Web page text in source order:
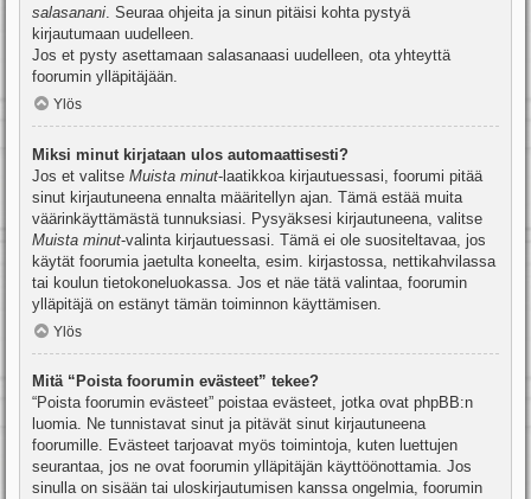
salasanani . Seuraa ohjeita ja sinun pitäisi kohta pystyä
kirjautumaan uudelleen.
Jos et pysty asettamaan salasanaasi uudelleen, ota yhteyttä
foorumin ylläpitäjään.
Ylös
Miksi minut kirjataan ulos automaattisesti?
Jos et valitse Muista minut-laatikkoa kirjautuessasi, foorumi pitää
sinut kirjautuneena ennalta määritellyn ajan. Tämä estää muita
väärinkäyttämästä tunnuksiasi. Pysyäksesi kirjautuneena, valitse
Muista minut-valinta kirjautuessasi. Tämä ei ole suositeltavaa, jos
käytät foorumia jaetulta koneelta, esim. kirjastossa, nettikahvilassa
tai koulun tietokoneluokassa. Jos et näe tätä valintaa, foorumin
ylläpitäjä on estänyt tämän toiminnon käyttämisen.
Ylös
Mitä “Poista foorumin evästeet” tekee?
“Poista foorumin evästeet” poistaa evästeet, jotka ovat phpBB:n
luomia. Ne tunnistavat sinut ja pitävät sinut kirjautuneena
foorumille. Evästeet tarjoavat myös toimintoja, kuten luettujen
seurantaa, jos ne ovat foorumin ylläpitäjän käyttöönottamia. Jos
sinulla on sisään tai uloskirjautumisen kanssa ongelmia, foorumin